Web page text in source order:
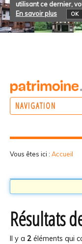
utilisant ce dernier,
En savoir plus
OK
NAVIGATION
Vous êtes ici : Accueil
Résultats
Il y a 2 éléments qui